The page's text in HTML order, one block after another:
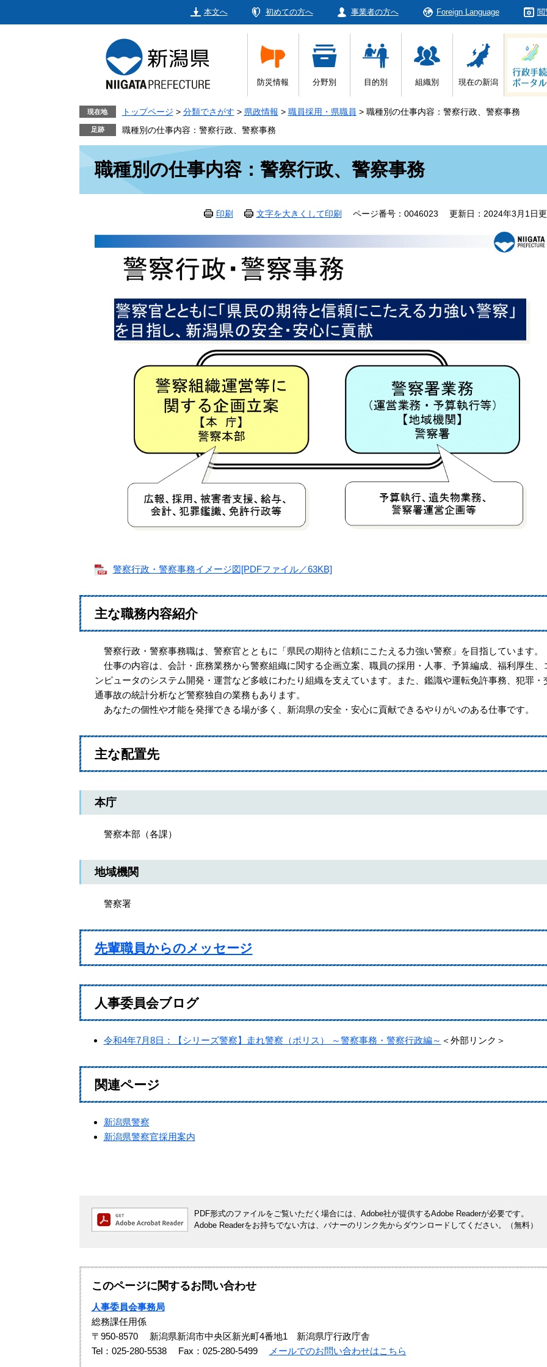
本文へ 初めての方へ 事業者の方へ Foreign Language 閲
防災情報 分野別 目的別 組織別 現在の新潟
現在地 トップページ > 分類でさがす > 県政情報 > 職員採用・県職員 > 職種別の仕事内容：警察行政、警察事務
職種別の仕事内容：警察行政、警察事務
職種別の仕事内容：警察行政、警察事務
印刷 文字を大きくして印刷 ページ番号：0046023 更新日：2024年3月1日
警察行政・警察事務イメージ図[PDFファイル／63KB]
主な職務内容紹介
警察行政・警察事務職は、警察官とともに「県民の期待と信頼にこたえる力強い警察」を目指しています。
仕事の内容は、会計・庶務業務から警察組織に関する企画立案、職員の採用・人事、予算編成、福利厚生、
ンピュータのシステム開発・運営など多岐にわたり組織を支えています。また、鑑識や運転免許事務、犯罪・
通事故の統計分析など警察独自の業務もあります。
あなたの個性や才能を発揮できる場が多く、新潟県の安全・安心に貢献できるやりがいのある仕事です。
主な配置先
本庁
警察本部（各課）
地域機関
警察署
先輩職員からのメッセージ
人事委員会ブログ
令和4年7月8日：【シリーズ警察】走れ警察（ポリス） ～警察事務・警察行政編～ ＜外部リンク＞
関連ページ
新潟県警察
新潟県警察官採用案内
PDF形式のファイルをご覧いただく場合には、Adobe社が提供するAdobe Readerが必要です。
Adobe Readerをお持ちでない方は、バナーのリンク先からダウンロードしてください。（無料）
このページに関するお問い合わせ
人事委員会事務局
総務課任用係
〒950-8570
新潟県新潟市中央区新光町4番地1 新潟県庁行政庁舎
Tel：025-280-5538
Fax：025-280-5499 メールでのお問い合わせはこちら